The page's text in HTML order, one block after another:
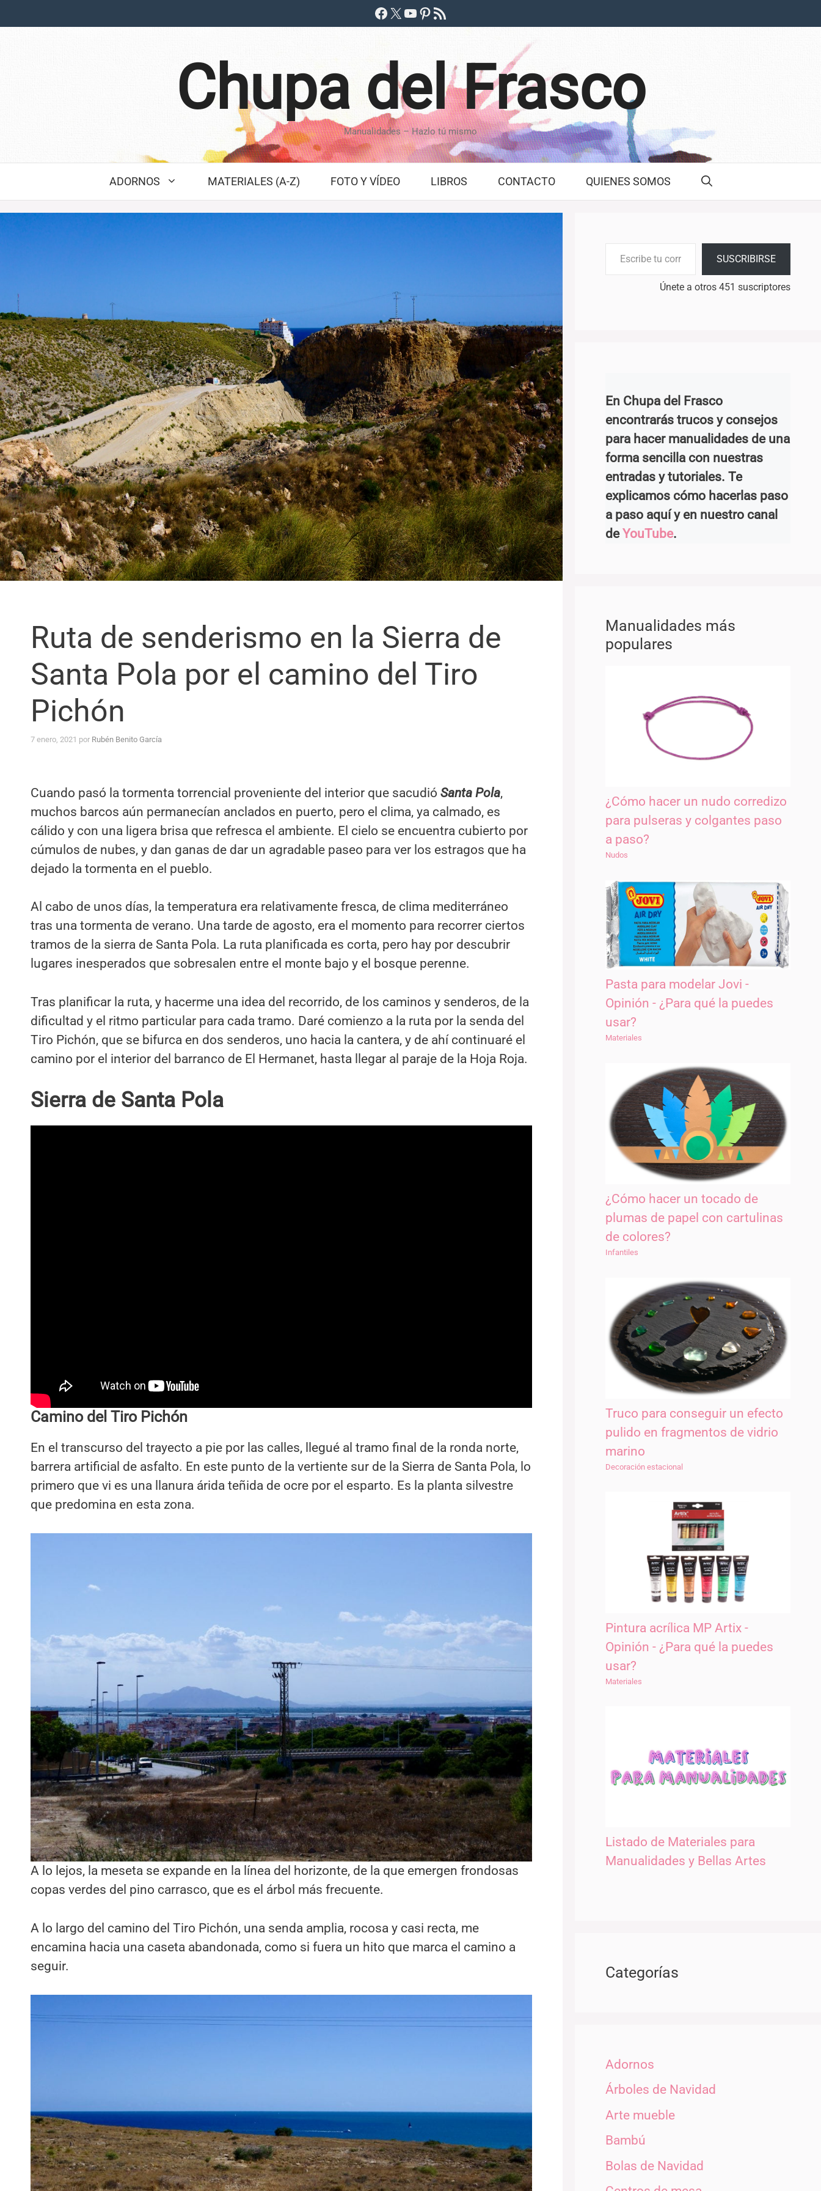
al
Facebook
X YouTube
Pinterest
Feed RSS
Chupa del Frasco
Manualidades – Hazlo tú mismo
ADORNOS MATERIALES (A-Z) FOTO Y VÍDEO LIBROS CONTACTO QUIENES SOMOS
Ruta de senderismo en la Sierra de
Santa Pola por el camino del Tiro
Pichón
7 enero, 2021 por Rubén Benito García
Cuando pasó la tormenta torrencial proveniente del interior que sacudió Santa Pola,
muchos barcos aún permanecían anclados en puerto, pero el clima, ya calmado, es
cálido y con una ligera brisa que refresca el ambiente. El cielo se encuentra cubierto por
cúmulos de nubes, y dan ganas de dar un agradable paseo para ver los estragos que ha
dejado la tormenta en el pueblo.
Al cabo de unos días, la temperatura era relativamente fresca, de clima mediterráneo
tras una tormenta de verano. Una tarde de agosto, era el momento para recorrer ciertos
tramos de la sierra de Santa Pola. La ruta planificada es corta, pero hay por descubrir
lugares inesperados que sobresalen entre el monte bajo y el bosque perenne.
Tras planificar la ruta, y hacerme una idea del recorrido, de los caminos y senderos, de la
dificultad y el ritmo particular para cada tramo. Daré comienzo a la ruta por la senda del
Tiro Pichón, que se bifurca en dos senderos, uno hacia la cantera, y de ahí continuaré el
camino por el interior del barranco de El Hermanet, hasta llegar al paraje de la Hoja Roja.
Sierra de Santa Pola
Camino del Tiro Pichón
En el transcurso del trayecto a pie por las calles, llegué al tramo final de la ronda norte,
barrera artificial de asfalto. En este punto de la vertiente sur de la Sierra de Santa Pola, lo
primero que vi es una llanura árida teñida de ocre por el esparto. Es la planta silvestre
que predomina en esta zona.
A lo lejos, la meseta se expande en la línea del horizonte, de la que emergen frondosas
copas verdes del pino carrasco, que es el árbol más frecuente.
A lo largo del camino del Tiro Pichón, una senda amplia, rocosa y casi recta, me
encamina hacia una caseta abandonada, como si fuera un hito que marca el camino a
seguir.
SUSCRIBIRSE
Únete a otros 451 suscriptores
En Chupa del Frasco
encontrarás trucos y consejos
para hacer manualidades de una
forma sencilla con nuestras
entradas y tutoriales. Te
explicamos cómo hacerlas paso
a paso aquí y en nuestro canal
deYouTube.
Manualidades más
populares
¿Cómo hacer un nudo corredizo
para pulseras y colgantes paso
a paso?
Nudos
Pasta para modelar Jovi -
Opinión - ¿Para qué la puedes
usar?
Materiales
¿Cómo hacer un tocado de
plumas de papel con cartulinas
de colores?
Infantiles
Truco para conseguir un efecto
pulido en fragmentos de vidrio
marino
Decoración estacional
Pintura acrílica MP Artix -
Opinión - ¿Para qué la puedes
usar?
Materiales
Listado de Materiales para
Manualidades y Bellas Artes
Categorías
Adornos
Árboles de Navidad
Arte mueble
Bambú
Bolas de Navidad